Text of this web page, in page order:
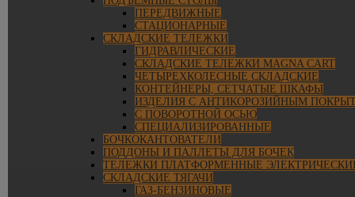
ПЕРЕДВИЖНЫЕ
СТАЦИОНАРНЫЕ
СКЛАДСКИЕ ТЕЛЕЖКИ
ГИДРАВЛИЧЕСКИЕ
СКЛАДСКИЕ ТЕЛЕЖКИ MAGNA CART
ЧЕТЫРЕХКОЛЕСНЫЕ СКЛАДСКИЕ
КОНТЕЙНЕРЫ, СЕТЧАТЫЕ ШКАФЫ
ИЗДЕЛИЯ С АНТИКОРОЗИЙНЫМ
С ПОВОРОТНОЙ ОСЬЮ
СПЕЦИАЛИЗИРОВАННЫЕ
БОЧКОКАНТОВАТЕЛИ
ПОДДОНЫ И ПАЛЛЕТЫ ДЛЯ БОЧЕК
ТЕЛЕЖКИ ПЛАТФОРМЕННЫЕ
СКЛАДСКИЕ ТЯГАЧИ
ГАЗ-БЕНЗИНОВЫЕ